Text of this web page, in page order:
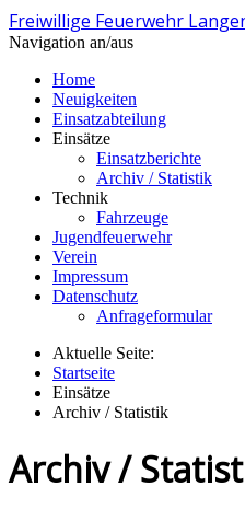
Freiwillige Feuerwehr
Navigation an/aus
Home
Neuigkeiten
Einsatzabteilung
Einsätze
Einsatzberichte
Archiv / Statistik
Technik
Fahrzeuge
Jugendfeuerwehr
Verein
Impressum
Datenschutz
Anfrageformular
Aktuelle Seite:
Startseite
Einsätze
Archiv / Statistik
Archiv /